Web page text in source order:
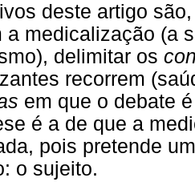
deste artigo
a medicalização (a
delimitar os
recorrem
em que o debate
é a de que a
pois pretende
o sujeito.